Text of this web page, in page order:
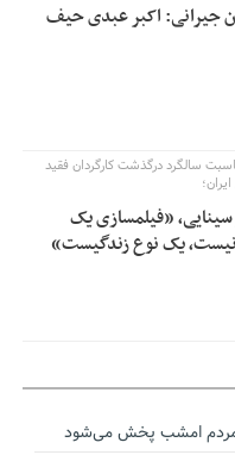
جیرانی: اکبر عبدی حیف
سالگرد درگذشت کارگردان فقید
«فیلمسازی یک
یک نوع زندگیست»
امشب پخش می‌شود